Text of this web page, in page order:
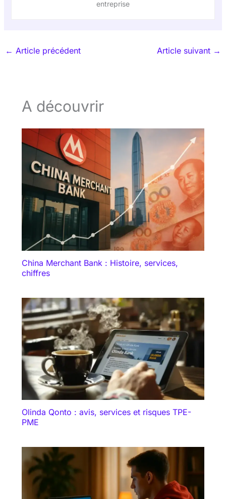
entreprise
← Article précédent Article suivant →
A découvrir
China Merchant Bank : Histoire, services,
chiffres
Olinda Qonto : avis, services et risques TPE-
PME